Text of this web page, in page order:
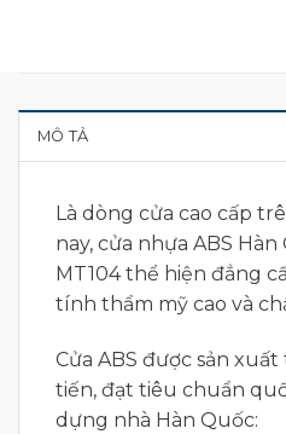
MÔ TẢ
Là dòng cửa cao cấp
nay, cửa nhựa ABS Hàn
MT104 thể hiện đẳng
tính thẩm mỹ cao và
Cửa ABS được sản
tiến, đạt tiêu chuẩn
dựng nhà Hàn Quốc: